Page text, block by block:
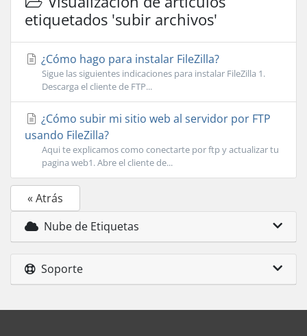
etiquetados 'subir archivos'
¿Cómo hago para instalar FileZilla?
Sigue las siguientes indicaciones para instalar FileZilla 1.
Descarga el cliente de FTP...
¿Cómo subir mi sitio web al servidor por FTP
usando FileZilla?
Aqui te explicamos como conectarte por ftp y actualizar tu
pagina web1. Abre el cliente de...
« Atrás
Nube de Etiquetas
Soporte